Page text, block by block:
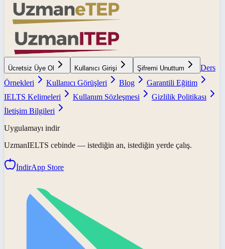
Ücretsiz Üye Ol Kullanıcı Girişi Şifremi Unuttum
Ders
Örnekleri
Kullanıcı Görüşleri Blog
Garantili Eğitim
IELTS Kelimeleri
Kullanım Sözleşmesi
Gizlilik Politikası
İletişim Bilgileri
Uygulamayı indir
UzmanIELTS cebinde — istediğin an, istediğin yerde çalış.
İndirApp Store